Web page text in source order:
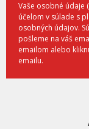
Vaše osobné údaje
účelom v súlade s
osobných údajov.
pošleme na váš
emailom alebo
emailu.